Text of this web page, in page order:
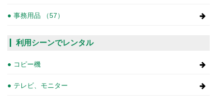
事務用品 （57）
利用シーンでレンタル
コピー機
テレビ、モニター